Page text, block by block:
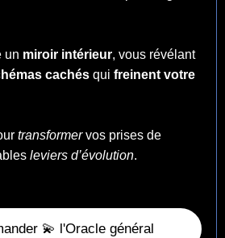
un miroir intérieur, vous révélant
cachés qui freinent votre
transformervos prises de
leviers d’évolution.
💫 l'Oracle général